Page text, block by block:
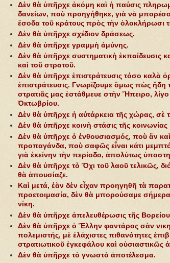
Δὲν θὰ ὑπῆρχε ἀκόμη καὶ ἡ παύσις
δανείων, ποὺ προηγήθηκε, γιὰ νὰ
ἔσοδα τοῦ κράτους πρὸς τὴν ὁλοκλήρωσι
Δὲν θὰ ὑπῆρχε σχέδιον δράσεως.
Δὲν θὰ ὐπῆρχε γραμμὴ ἀμύνης.
Δὲν θὰ ὑπῆρχε συστηματικὴ ἐκπαίδευσις
καὶ τοῦ στρατοῦ.
Δὲν θὰ ὑπῆρχε ἐπιστράτευσις τόσο καλὰ
ἐπιστράτευσις. Γνωρίζουμε ὅμως πὼς ἤδη
στρατιᾶς μας ἐστάθμευε στὴν Ἤπειρο, λίγο
Ὀκτωβρίου.
Δὲν θὰ ὑπῆρχε ἡ αὐτάρκεια τῆς χώρας, σὲ
Δὲν θὰ ὑπῆρχε κοινὴ στάσις τῆς κοινωνίας
Δὲν θὰ ὑπῆρχε ὁ ἐνθουσιασμός, ποὺ ἄν
προπαγάνδα, ποὺ σαφῶς εἶναι κάτι
γιὰ ἐκείνην τὴν περίοδο, ἀπολύτως
Δὲν θὰ ὑπῆρχε τὸ Ὄχι τοῦ λαοῦ τελικῶς,
θὰ ἀπουσίαζε.
Καὶ μετά, ἐὰν δὲν εἶχαν προηγηθῆ τὰ
προετοιμασία, δὲν θὰ μπορούσαμε
νίκη.
Δὲν θὰ ὑπῆρχε ἀπελευθέρωσις τῆς
Δὲν θὰ ὑπῆρχε ὁ Ἕλλην φαντάρος σὰν
πολεμιστής, μὲ ἐλάχιστες πιθανότητες
στρατιωτικοῦ ἐγκεφάλου καὶ οὐσιαστικῶς
Δὲν θὰ ὑπῆρχε τὸ γνωστὸ ἀποτέλεσμα.